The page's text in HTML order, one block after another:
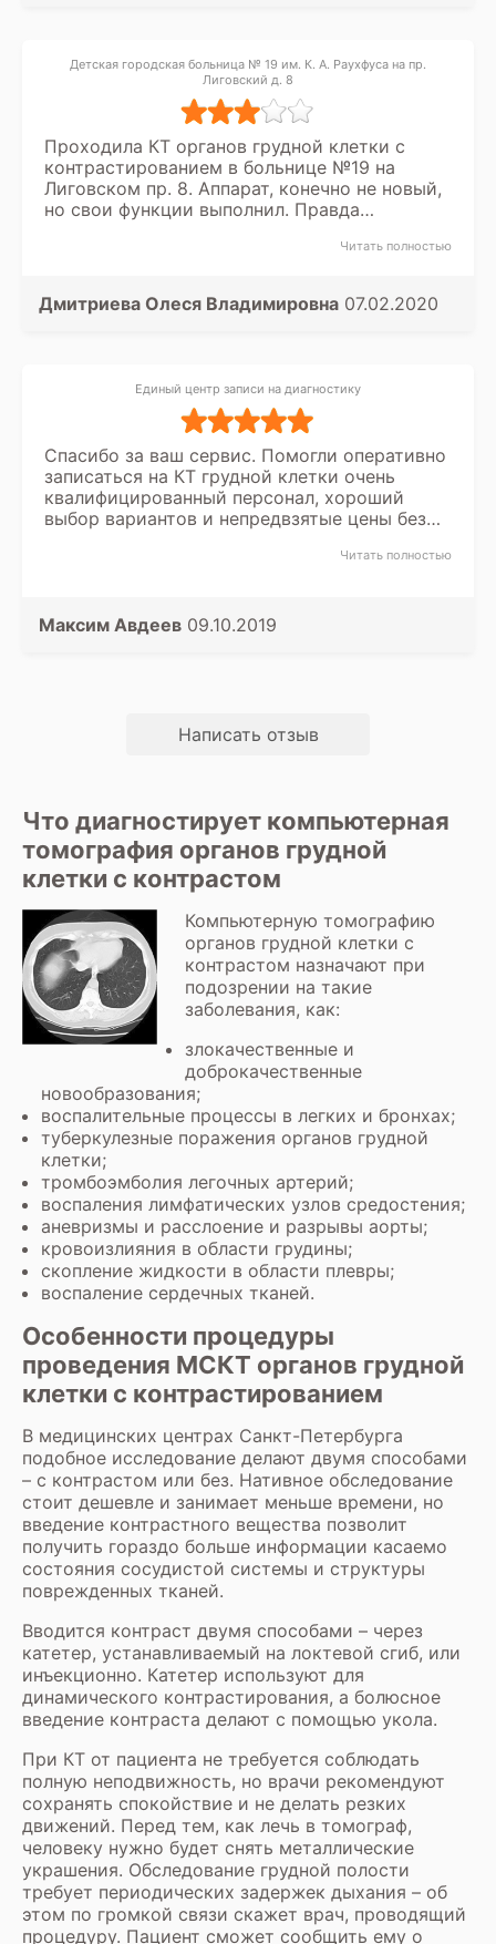
Детская городская больница № 19 им. К. А. Раухфуса на пр.
Лиговский д. 8
Проходила КТ органов грудной клетки с
контрастированием в больнице №19 на
Лиговском пр. 8. Аппарат, конечно не новый,
но свои функции выполнил. Правда
Читать полностью
Дмитриева Олеся Владимировна 07.02.2020
Единый центр записи на диагностику
Спасибо за ваш сервис. Помогли оперативно
записаться на КТ грудной клетки очень
квалифицированный персонал, хороший
выбор вариантов и непредвзятые цены без
Читать полностью
Максим Авдеев 09.10.2019
Написать отзыв
Что диагностирует компьютерная
томография органов грудной
клетки с контрастом
Компьютерную томографию
органов грудной клетки с
контрастом назначают при
подозрении на такие
заболевания, как:
злокачественные и
доброкачественные
новообразования;
воспалительные процессы в легких и бронхах;
туберкулезные поражения органов грудной
клетки;
тромбоэмболия легочных артерий;
воспаления лимфатических узлов средостения;
аневризмы и расслоение и разрывы аорты;
кровоизлияния в области грудины;
скопление жидкости в области плевры;
воспаление сердечных тканей.
Особенности процедуры
проведения МСКТ органов грудной
клетки с контрастированием
В медицинских центрах Санкт-Петербурга
подобное исследование делают двумя способами
– с контрастом или без. Нативное обследование
стоит дешевле и занимает меньше времени, но
введение контрастного вещества позволит
получить гораздо больше информации касаемо
состояния сосудистой системы и структуры
поврежденных тканей.
Вводится контраст двумя способами – через
катетер, устанавливаемый на локтевой сгиб, или
инъекционно. Катетер используют для
динамического контрастирования, а болюсное
введение контраста делают с помощью укола.
При КТ от пациента не требуется соблюдать
полную неподвижность, но врачи рекомендуют
сохранять спокойствие и не делать резких
движений. Перед тем, как лечь в томограф,
человеку нужно будет снять металлические
украшения. Обследование грудной полости
требует периодических задержек дыхания – об
этом по громкой связи скажет врач, проводящий
процедуру. Пациент сможет сообщить ему о